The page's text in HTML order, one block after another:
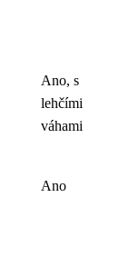
Ano, s
lehčími
váhami
Ano